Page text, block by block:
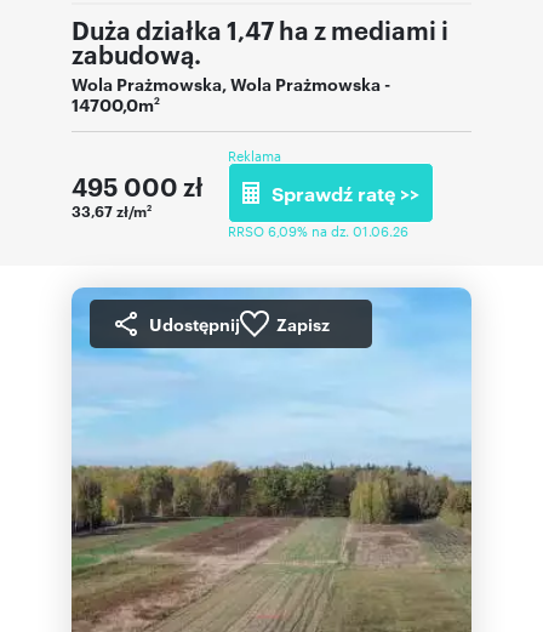
Duża działka 1,47 ha z mediami i
zabudową.
Wola Prażmowska,Wola Prażmowska-
14700,0m2
495 000 zł
33,67 zł/m2
Reklama
Sprawdź ratę >>
RRSO 6,09% na dz. 01.06.26
Udostępnij Zapisz